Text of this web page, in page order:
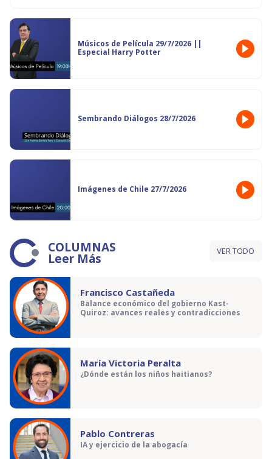
Músicos de Película 29/7/2026 ||
Especial Harry Potter
Sembrando Diálogos 28/7/2026
Imágenes de Chile 27/7/2026
COLUMNAS
Leer Más VER TODO
Francisco Castañeda
Balance económico del gobierno Kast-
Quiroz: avances reales y contradicciones
María Victoria Peralta
¿Dónde están los niños haitianos?
Pablo Contreras
IA y ejercicio de la abogacía